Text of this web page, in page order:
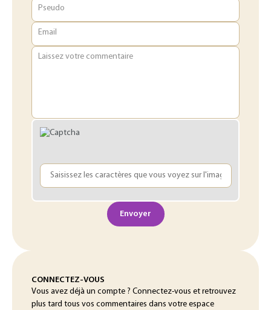
Pseudo
Email
Laissez votre commentaire
Envoyer
CONNECTEZ-VOUS
Vous avez déjà un compte ? Connectez-vous et retrouvez
plus tard tous vos commentaires dans votre espace